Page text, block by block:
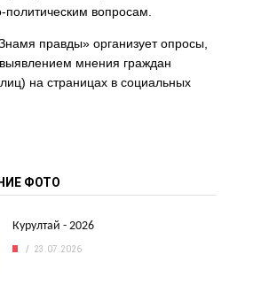
вопросам.
правды» организует опросы,
мнения граждан
на страницах в социальных
ФОТО
Курултай - 2026
23.07.2026